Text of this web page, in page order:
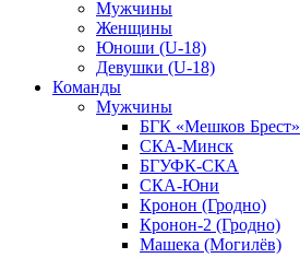
Мужчины
Женщины
Юноши (U-18)
Девушки (U-18)
Команды
Мужчины
БГК «Мешков Брест»
СКА-Минск
БГУФК-СКА
СКА-Юни
Кронон (Гродно)
Кронон-2 (Гродно)
Машека (Могилёв)